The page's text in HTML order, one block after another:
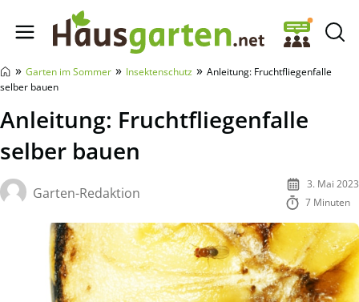
Hausgarten.net
» Garten im Sommer » Insektenschutz » Anleitung: Fruchtfliegenfalle
selber bauen
Anleitung: Fruchtfliegenfalle
selber bauen
Garten-Redaktion
3. Mai 2023
7 Minuten